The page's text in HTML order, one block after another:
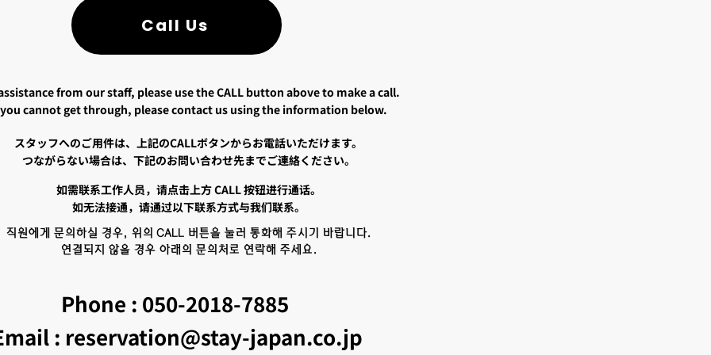
Call Us
from our staff, please use the CALL button above to make a call.
cannot get through, please contact us using the information below.
スタッフへのご用件は、上記のCALLボタンからお電話いただけます。
つながらない場合は、下記のお問い合わせ先までご連絡ください。
如需联系工作人员，请点击上方 CALL 按钮进行通话。
如无法接通，请通过以下联系方式与我们联系。
직원에게 문의하실 경우, 위의 CALL 버튼을 눌러 통화해 주시기 바랍니다.
연결되지 않을 경우 아래의 문의처로 연락해 주세요.
​Phone : 050-2018-7885
: reservation@stay-japan.co.jp